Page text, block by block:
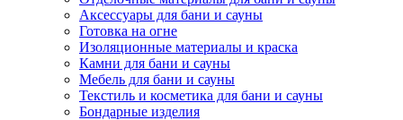
Аксессуары для бани и сауны
Готовка на огне
Изоляционные материалы и краска
Камни для бани и сауны
Мебель для бани и сауны
Текстиль и косметика для бани и сауны
Бондарные изделия